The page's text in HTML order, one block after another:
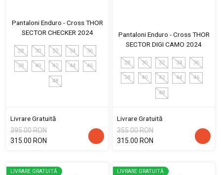
Pantaloni Enduro - Cross THOR
SECTOR CHECKER 2024
28 30 32 34 36
38 40 42 44 46
48
Livrare Gratuită
395.00 RON
315.00 RON
Pantaloni Enduro - Cross THOR
SECTOR DIGI CAMO 2024
28 30 32 34 36
38 40 42 44 46
48
Livrare Gratuită
355.00 RON
315.00 RON
LIVRARE GRATUITĂ
LIVRARE GRATUITĂ